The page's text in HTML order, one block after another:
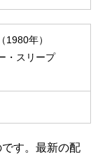
1980年）
・スリープ
す。最新の配